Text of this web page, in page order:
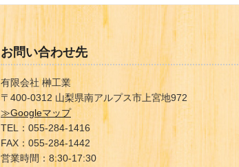
お問い合わせ先
有限会社 榊工業
〒400-0312 山梨県南アルプス市上宮地972
≫Googleマップ
TEL：055-284-1416
FAX：055-284-1442
営業時間：8:30-17:30